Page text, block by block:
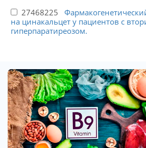
27468225
на цинакальцет у пациентов с
гиперпаратиреозом.